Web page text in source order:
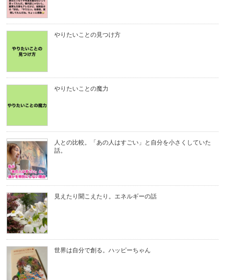
やりたいことの見つけ方
やりたいことの魔力
人との比較。「あの人はすごい」と自分を小さくしていた
話。
見えたり聞こえたり。エネルギーの話
世界は自分で創る。ハッピーちゃん